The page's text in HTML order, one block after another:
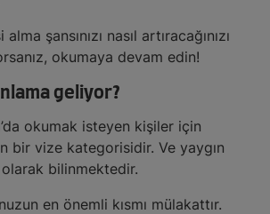
şansınızı nasıl artıracağınızı
okumaya devam edin!
geliyor?
okumak isteyen kişiler için
bir vize kategorisidir. Ve yaygın
bilinmektedir.
en önemli kısmı mülakattır.